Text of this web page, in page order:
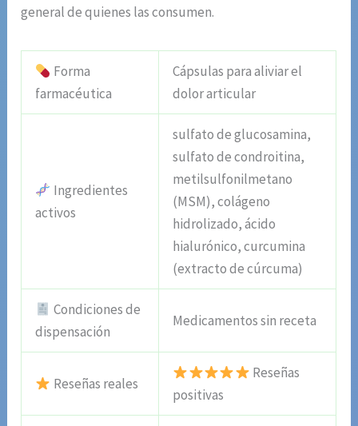
general de quienes las consumen.
Forma
farmacéutica
Cápsulas para aliviar el
dolor articular
Ingredientes
activos
sulfato de glucosamina,
sulfato de condroitina,
metilsulfonilmetano
(MSM), colágeno
hidrolizado, ácido
hialurónico, curcumina
(extracto de cúrcuma)
Condiciones de
dispensación
Medicamentos sin receta
Reseñas reales
Reseñas
positivas